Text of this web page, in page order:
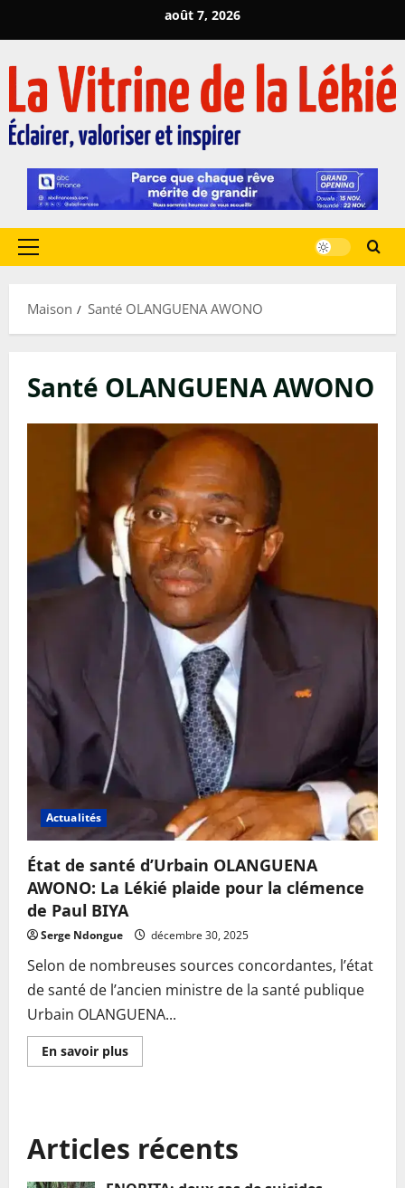
au
août 7, 2026
Menu
Maison
Santé OLANGUENA AWONO
Santé OLANGUENA AWONO
Actualités
État de santé d’Urbain OLANGUENA
AWONO: La Lékié plaide pour la clémence
de Paul BIYA
Serge Ndongue décembre 30, 2025
Selon de nombreuses sources concordantes, l’état
de santé de l’ancien ministre de la santé publique
Urbain OLANGUENA...
En savoir plusEn
savoir
d’Urbain
OLANGUENA
AWONO:
Articles récents